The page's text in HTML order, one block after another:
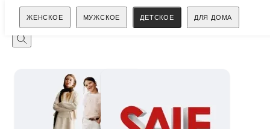
ЖЕНСКОЕ МУЖСКОЕ ДЕТСКОЕ ДЛЯ ДОМА
Поиск